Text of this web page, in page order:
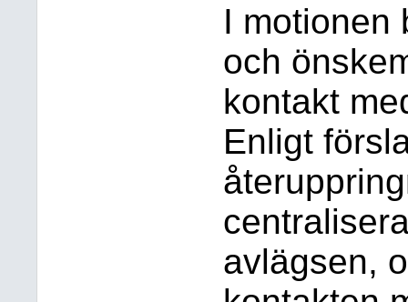
I motionen
och
kontakt
Enligt
avlägsen,